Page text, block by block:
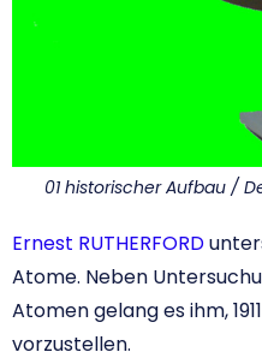
01 historischer Aufbau /
Ernest RUTHERFORD
Atome. Neben
Atomen gelang es ihm,
vorzustellen.